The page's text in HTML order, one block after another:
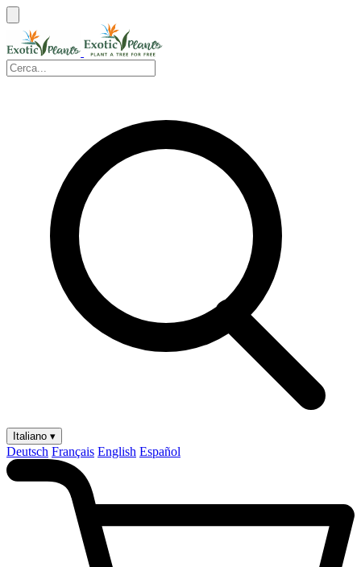
Italiano ▾
Deutsch Français English Español